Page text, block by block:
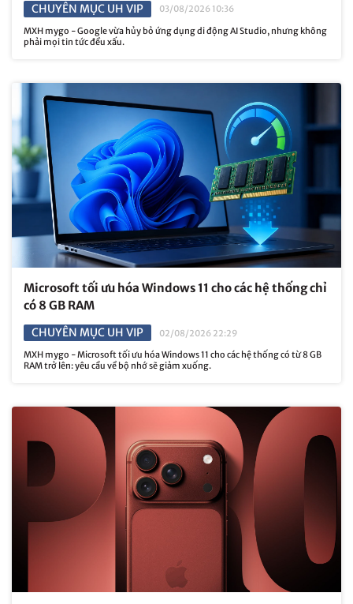
CHUYÊN MỤC UH VIP
03/08/2026 10:36
MXH mygo - Google vừa hủy bỏ ứng dụng di động AI Studio, nhưng không
phải mọi tin tức đều xấu.
Microsoft tối ưu hóa Windows 11 cho các hệ thống chỉ
có 8 GB RAM
CHUYÊN MỤC UH VIP
02/08/2026 22:29
MXH mygo - Microsoft tối ưu hóa Windows 11 cho các hệ thống có từ 8 GB
RAM trở lên: yêu cầu về bộ nhớ sẽ giảm xuống.